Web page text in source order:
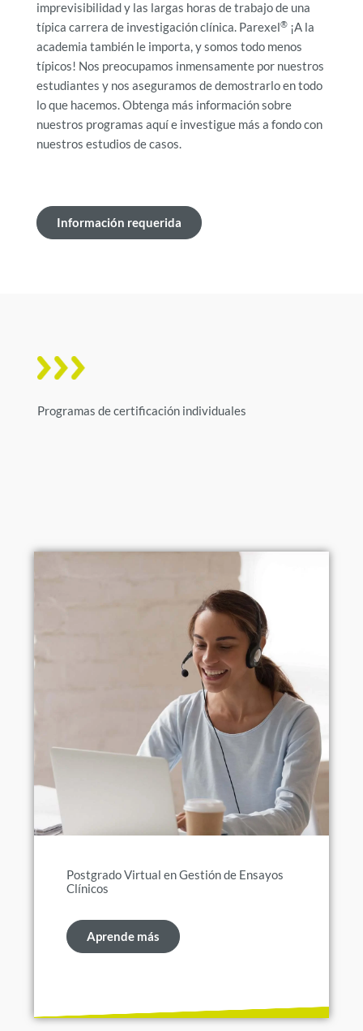
imprevisibilidad y las largas horas de trabajo de una
típica carrera de investigación clínica. Parexel®¡A la
academia también le importa, y somos todo menos
típicos! Nos preocupamos inmensamente por nuestros
estudiantes y nos aseguramos de demostrarlo en todo
lo que hacemos. Obtenga más información sobre
nuestros programas aquí e investigue más a fondo con
nuestros estudios de casos.
Información requerida
Programas de certificación individuales
Postgrado Virtual en Gestión de Ensayos
Clínicos
Aprende más